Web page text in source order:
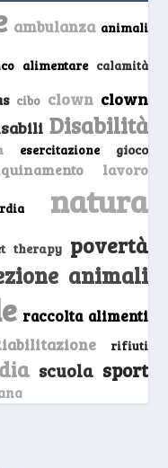
ambulanza animali
alimentare calamità
cibo clown clown
Disabilità
esercitazione gioco
lavoro
natura
therapy povertà
animali
raccolta alimenti
rifiuti
scuola sport